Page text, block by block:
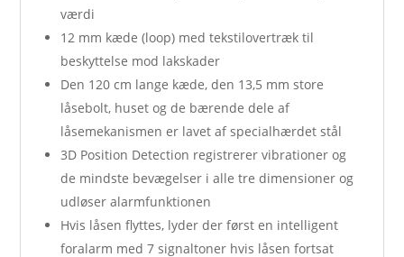
værdi
12 mm kæde (loop) med tekstilovertræk til
beskyttelse mod lakskader
Den 120 cm lange kæde, den 13,5 mm store
låsebolt, huset og de bærende dele af
låsemekanismen er lavet af specialhærdet stål
3D Position Detection registrerer vibrationer og
de mindste bevægelser i alle tre dimensioner og
udløser alarmfunktionen
Hvis låsen flyttes, lyder der først en intelligent
foralarm med 7 signaltoner hvis låsen fortsat